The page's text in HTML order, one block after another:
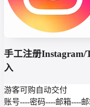
手工注册Instagram/
入
游客可购自动交付
账号----密码----邮箱----